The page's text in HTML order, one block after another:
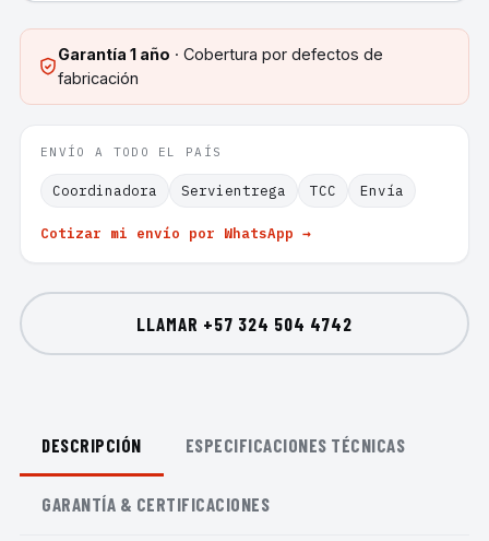
Garantía 1 año · Cobertura por defectos de
fabricación
ENVÍO A TODO EL PAÍS
Coordinadora Servientrega TCC Envía
Cotizar mi envío por WhatsApp →
LLAMAR +57 324 504 4742
DESCRIPCIÓN ESPECIFICACIONES TÉCNICAS
GARANTÍA & CERTIFICACIONES